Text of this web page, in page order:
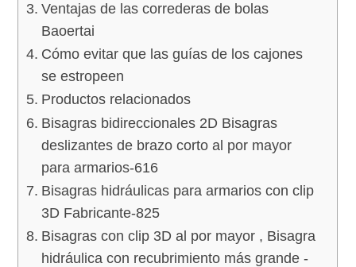
Ventajas de las correderas de bolas
Baoertai
Cómo evitar que las guías de los cajones
se estropeen
Productos relacionados
Bisagras bidireccionales 2D Bisagras
deslizantes de brazo corto al por mayor
para armarios-616
Bisagras hidráulicas para armarios con clip
3D Fabricante-825
Bisagras con clip 3D al por mayor , Bisagra
hidráulica con recubrimiento más grande -